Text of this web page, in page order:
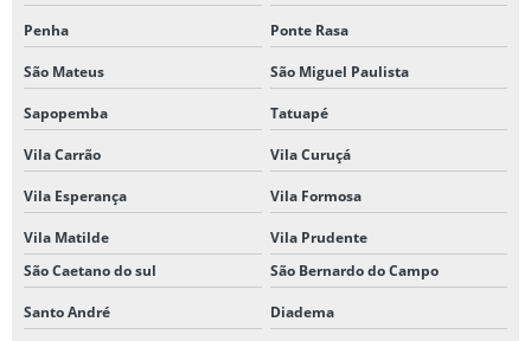
RÓTULO BRILHANTE METALIZADO
RÓTULO METALIZADO EM ALTA QUALIDADE
RÓTULO METALIZADO PARA CHOCOLATES
RÓTULO METALIZADO EM CORES VIBRANTES
RÓTULO METALIZADO PARA COSMÉTICOS
RÓTULO METALIZADO PARA EVENTOS ESPECIAIS
Penha Ponte Rasa
São Mateus São Miguel Paulista
Sapopemba Tatuapé
Vila Carrão Vila Curuçá
Vila Esperança Vila Formosa
Vila Matilde
Vila Prudente
São Caetano do sul
São Bernardo do Campo
Santo André Diadema